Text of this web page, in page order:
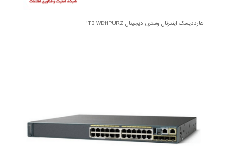
هارددیسک اینترنال وسترن دیجیتال 1TB WD11PURZ